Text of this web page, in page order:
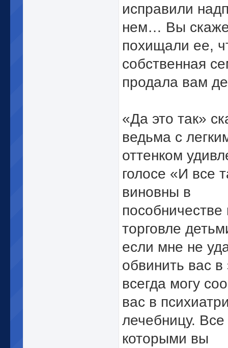
исправили
нем… Вы
похищали ее,
собственная
продала вам
«Да это так»
ведьма с
оттенком
голосе «И все
виновны в
пособничестве
торговле
если мне не
обвинить вас в
всегда могу
вас в
лечебницу.
которыми вы